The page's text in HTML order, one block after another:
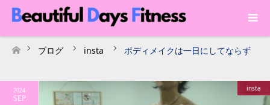
ホーム
ブログ insta ボディメイクは一日にしてならず
2024
SEP
insta